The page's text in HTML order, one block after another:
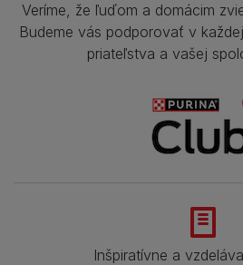
Veríme, že ľuďom a domácim
Budeme vás podporovať v
priateľstva a vašej
Inšpiratívne a